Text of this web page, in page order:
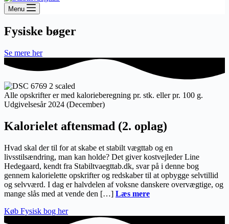
Menu
Fysiske bøger
Se mere her
Alle opskrifter er med kalorieberegning pr. stk. eller pr. 100 g.
Udgivelsesår 2024 (December)
Kalorielet aftensmad (2. oplag)
Hvad skal der til for at skabe et stabilt vægttab og en
livsstilsændring, man kan holde? Det giver kostvejleder Line
Hedegaard, kendt fra Stabiltvaegttab.dk, svar på i denne bog
gennem kalorielette opskrifter og redskaber til at opbygge selvtillid
og selvværd. I dag er halvdelen af voksne danskere overvægtige, og
mange slås med at vende den […] Læs mere
Køb Fysisk bog her